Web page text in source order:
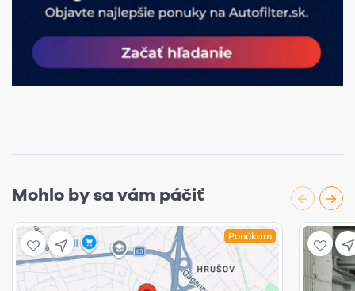
Mohlo by sa vám páčiť
Ponúkam